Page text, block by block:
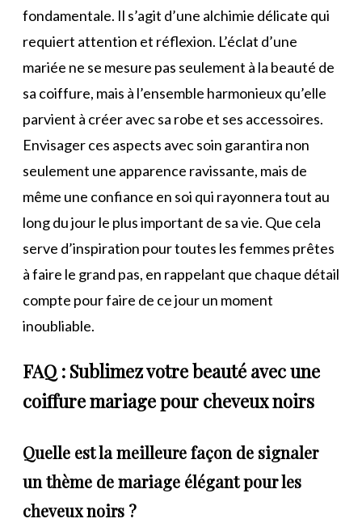
fondamentale. Il s’agit d’une alchimie délicate qui
requiert attention et réflexion. L’éclat d’une
mariée ne se mesure pas seulement à la beauté de
sa coiffure, mais à l’ensemble harmonieux qu’elle
parvient à créer avec sa robe et ses accessoires.
Envisager ces aspects avec soin garantira non
seulement une apparence ravissante, mais de
même une confiance en soi qui rayonnera tout au
long du jour le plus important de sa vie. Que cela
serve d’inspiration pour toutes les femmes prêtes
à faire le grand pas, en rappelant que chaque détail
compte pour faire de ce jour un moment
inoubliable.
FAQ : Sublimez votre beauté avec une
coiffure mariage pour cheveux noirs
Quelle est la meilleure façon de signaler
un thème de mariage élégant pour les
cheveux noirs ?